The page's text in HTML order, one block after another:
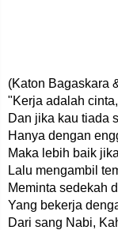
(Katon Bagaskara
"Kerja adalah
Dan jika kau tiada
Hanya dengan
Maka lebih baik
Lalu mengambil
Meminta sedekah
Yang bekerja
Dari sang Nabi,